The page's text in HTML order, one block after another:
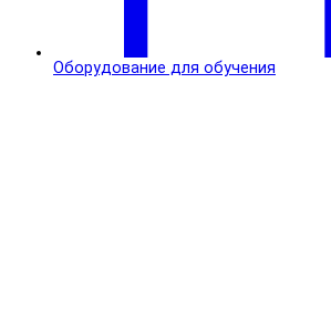
Оборудование для обучения